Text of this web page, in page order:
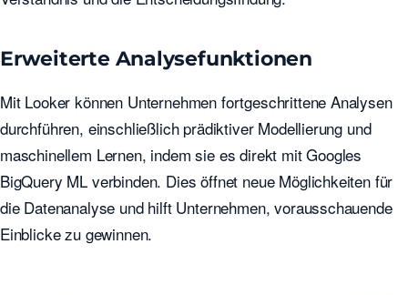
Erweiterte Analysefunktionen
Mit Looker können Unternehmen fortgeschrittene Analysen
durchführen, einschließlich prädiktiver Modellierung und
maschinellem Lernen, indem sie es direkt mit Googles
BigQuery ML verbinden. Dies öffnet neue Möglichkeiten für
die Datenanalyse und hilft Unternehmen, vorausschauende
Einblicke zu gewinnen.